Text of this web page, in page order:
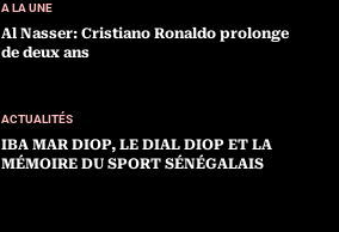
A LA UNE
Al Nasser: Cristiano Ronaldo prolonge
de deux ans
ACTUALITÉS
IBA MAR DIOP, LE DIAL DIOP ET LA
MÉMOIRE DU SPORT SÉNÉGALAIS